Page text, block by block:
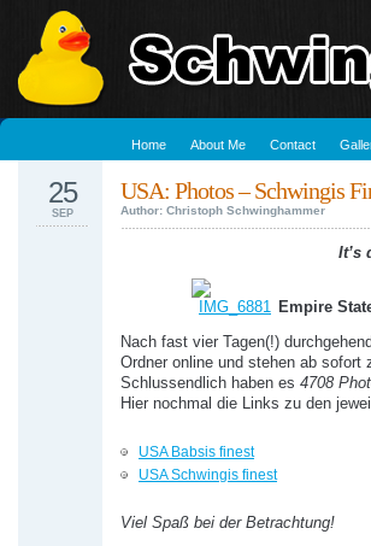
Home About Me Contact
USA: Photos – Schwingis
Author: Christoph Schwinghammer
25
SEP
It’s
Empire
Nach fast vier Tagen(!)
Ordner online und stehen ab sofort
Schlussendlich haben es 4708
Hier nochmal die Links zu den
USA Babsis finest
USA Schwingis finest
Viel Spaß bei der Betrachtung!